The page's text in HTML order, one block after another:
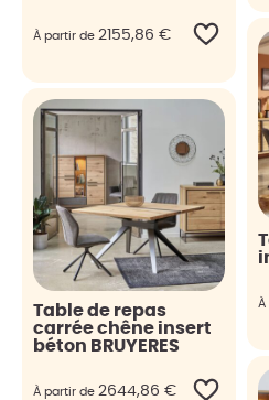
À partir de 2155,86 €
À
Table de repas
carrée chêne insert
béton BRUYERES
À partir de 2644,86 €